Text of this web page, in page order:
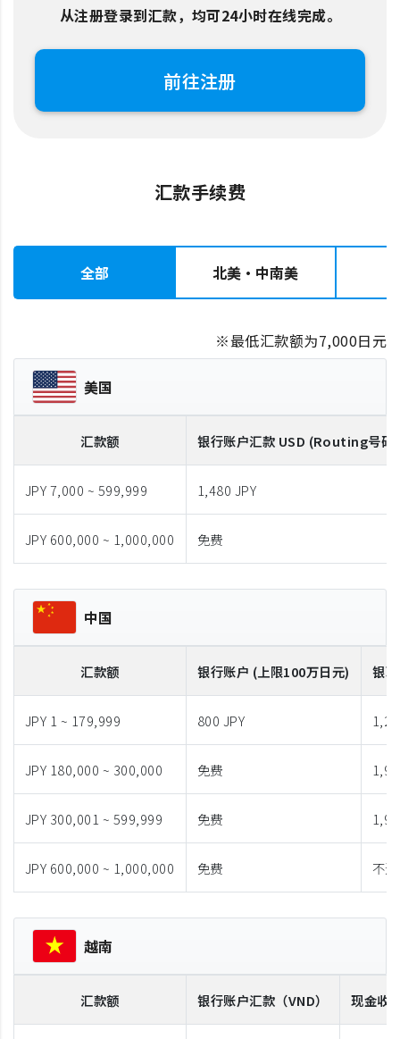
从注册登录到汇款，均可24小时在线完成。
前往注册
汇款手续费
全部 北美・中南美
※最低汇款额为7,000日元
美国
汇款额 银行账户汇款 USD (Routing号码
JPY 7,000 ~ 599,999 1,480 JPY
JPY 600,000 ~ 1,000,000 免费
中国
汇款额 银行账户 (上限100万日元) 银
JPY 1 ~ 179,999 800 JPY
JPY 180,000 ~ 300,000 免费
JPY 300,001 ~ 599,999 免费
JPY 600,000 ~ 1,000,000 免费 不
越南
汇款额 银行账户汇款 （VND） 现金收